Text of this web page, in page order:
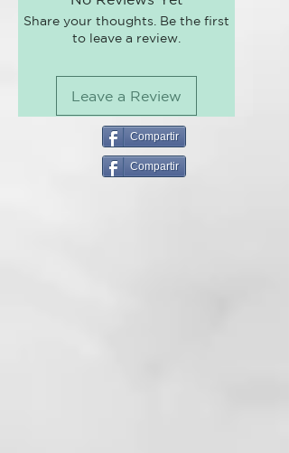
de árbol de té y citronela con
¿Qué hay de nuevo?
- Certificación Cosmos Organic
Cómo utilizar
Frotar el jabón sobre el tejido
Oil*, Melaleuca Alternifolia Leaf
Oil*, Cymbopogon Winterianus
Phytate, Citric
Acid, Citronellol, Limonene, Citral.
(*de agricultura ecológica).
Share your thoughts. Be the first
to leave a review.
Leave a Review
Compartir
Compartir